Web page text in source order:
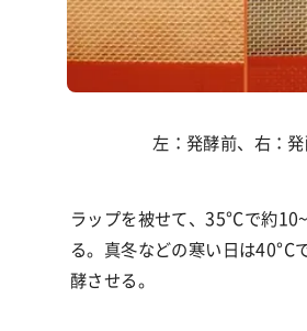
左：発酵前、右：
ラップを被せて、 35°Cで約
る。真冬などの寒い日は40°C
酵させる。